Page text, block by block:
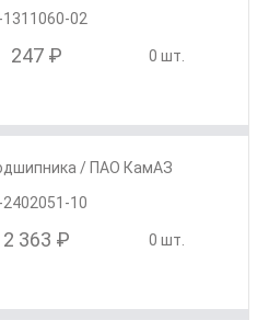
02
247 ₽ 0 шт.
/ ПАО КамАЗ
10
2 363 ₽ 0 шт.